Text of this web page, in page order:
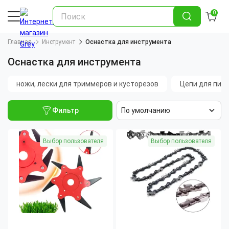
0
Главная Инструмент Оснастка для инструмента
Оснастка для инструмента
ножи, лески для триммеров и кусторезов Цепи для пил
Фильтр По умолчанию
Выбор пользователя Выбор пользователя